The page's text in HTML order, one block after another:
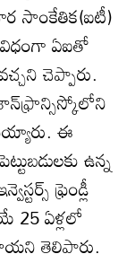
సాంకేతిక(ఐటీ)
ఏఐతో
చెప్పారు.
ఈ
ఉన్న
ఫ్రెండ్లీ
ఏళ్లలో
తెలిపారు.